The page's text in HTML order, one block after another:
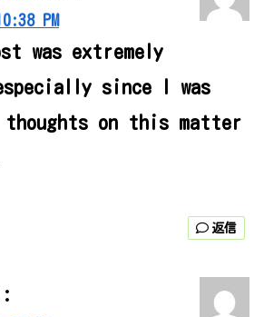
PM
was extremely
since I was
thoughts on this matter
返信
: